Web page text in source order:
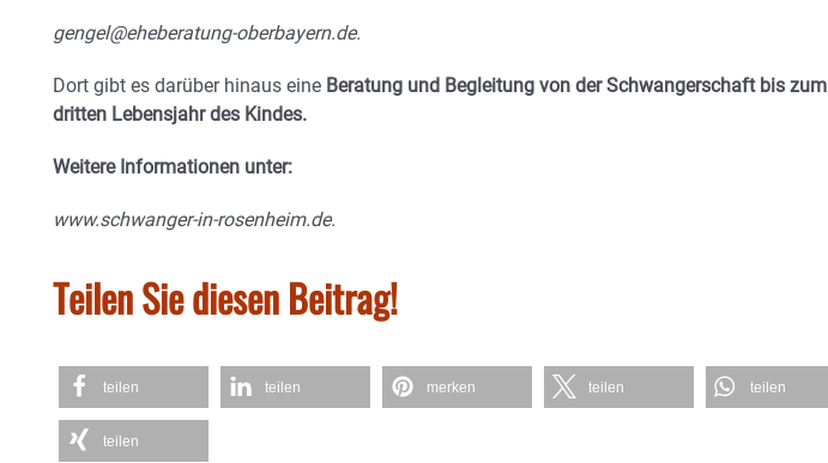
gengel@eheberatung-oberbayern.de.
Dort gibt es darüber hinaus eine Beratung und Begleitung von der Schwangerschaft bis zum
dritten Lebensjahr des Kindes.
Weitere Informationen unter:
www.schwanger-in-rosenheim.de.
Teilen Sie diesen Beitrag!
teilen teilen merken teilen teilen
teilen